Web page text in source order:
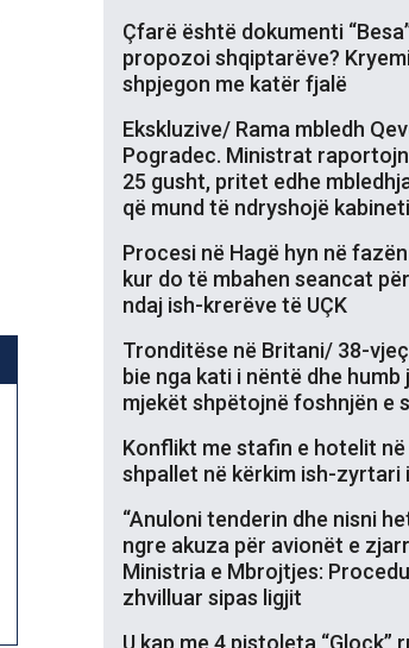
Çfarë është dokumenti
propozoi shqiptarëve?
shpjegon me katër fjalë
Ekskluzive/ Rama mbledh
Pogradec. Ministrat
25 gusht, pritet edhe
që mund të ndryshojë
Procesi në Hagë hyn në
kur do të mbahen seancat
ndaj ish-krerëve të UÇK
Tronditëse në Britani/ 38-
bie nga kati i nëntë dhe humb
mjekët shpëtojnë foshnjën e
Konflikt me stafin e hotelit në
shpallet në kërkim ish-zyrtari
“Anuloni tenderin dhe nisni
ngre akuza për avionët e
Ministria e Mbrojtjes:
zhvilluar sipas ligjit
U kap me 4 pistoleta “Glock”